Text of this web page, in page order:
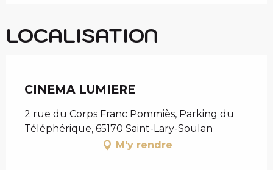
LOCALISATION
CINEMA LUMIERE
2 rue du Corps Franc Pommiès, Parking du
Téléphérique, 65170 Saint-Lary-Soulan
M'y rendre